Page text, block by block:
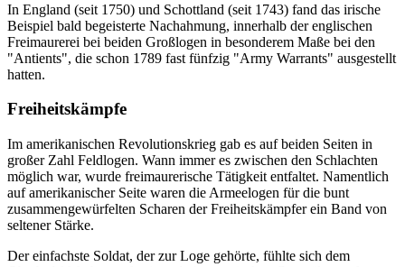
In England (seit 1750) und Schottland (seit 1743) fand das irische
Beispiel bald begeisterte Nachahmung, innerhalb der englischen
Freimaurerei bei beiden Großlogen in besonderem Maße bei den
"Antients", die schon 1789 fast fünfzig "Army Warrants" ausgestellt
hatten.
Freiheitskämpfe
Im amerikanischen Revolutionskrieg gab es auf beiden Seiten in
großer Zahl Feldlogen. Wann immer es zwischen den Schlachten
möglich war, wurde freimaurerische Tätigkeit entfaltet. Namentlich
auf amerikanischer Seite waren die Armeelogen für die bunt
zusammengewürfelten Scharen der Freiheitskämpfer ein Band von
seltener Stärke.
Der einfachste Soldat, der zur Loge gehörte, fühlte sich dem